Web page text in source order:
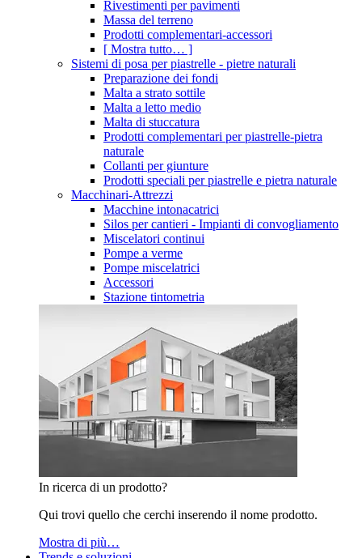
Rivestimenti per pavimenti
Massa del terreno
Prodotti complementari-accessori
[ Mostra tutto… ]
Sistemi di posa per piastrelle - pietre naturali
Preparazione dei fondi
Malta a strato sottile
Malta a letto medio
Malta di stuccatura
Prodotti complementari per piastrelle-pietra
naturale
Collanti per giunture
Prodotti speciali per piastrelle e pietra naturale
Macchinari-Attrezzi
Macchine intonacatrici
Silos per cantieri - Impianti di convogliamento
Miscelatori continui
Pompe a verme
Pompe miscelatrici
Accessori
Stazione tintometria
In ricerca di un prodotto?
Qui trovi quello che cerchi inserendo il nome prodotto.
Mostra di più…